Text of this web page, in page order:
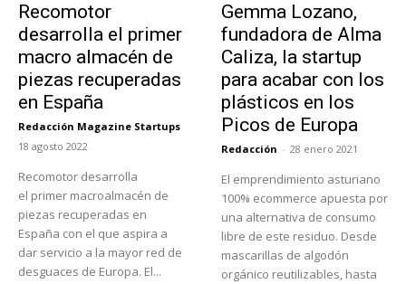
Recomotor
desarrolla el primer
macro almacén de
piezas recuperadas
en España
Redacción Magazine Startups
-
18 agosto 2022
Recomotor desarrolla
el primer macroalmacén de
piezas recuperadas en
España con el que aspira a
dar servicio a la mayor red de
desguaces de Europa. El...
Gemma Lozano,
fundadora de Alma
Caliza, la startup
para acabar con los
plásticos en los
Picos de Europa
Redacción - 28 enero 2021
El emprendimiento asturiano
100% ecommerce apuesta por
una alternativa de consumo
libre de este residuo. Desde
mascarillas de algodón
orgánico reutilizables, hasta